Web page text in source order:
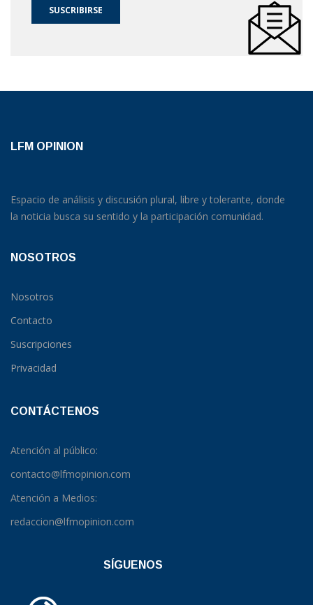
SUSCRIBIRSE
LFM OPINION
Espacio de análisis y discusión plural, libre y tolerante, donde
la noticia busca su sentido y la participación comunidad.
NOSOTROS
Nosotros
Contacto
Suscripciones
Privacidad
CONTÁCTENOS
Atención al público:
contacto@lfmopinion.com
Atención a Medios:
redaccion@lfmopinion.com
SÍGUENOS